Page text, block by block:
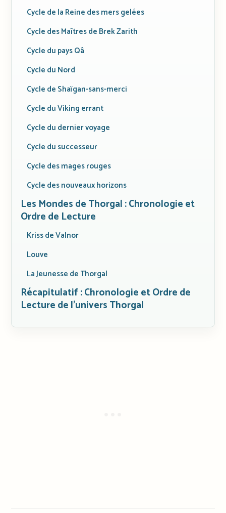
Cycle de la Reine des mers gelées
Cycle des Maîtres de Brek Zarith
Cycle du pays Qâ
Cycle du Nord
Cycle de Shaïgan-sans-merci
Cycle du Viking errant
Cycle du dernier voyage
Cycle du successeur
Cycle des mages rouges
Cycle des nouveaux horizons
Les Mondes de Thorgal : Chronologie et
Ordre de Lecture
Kriss de Valnor
Louve
La Jeunesse de Thorgal
Récapitulatif : Chronologie et Ordre de
Lecture de l’univers Thorgal